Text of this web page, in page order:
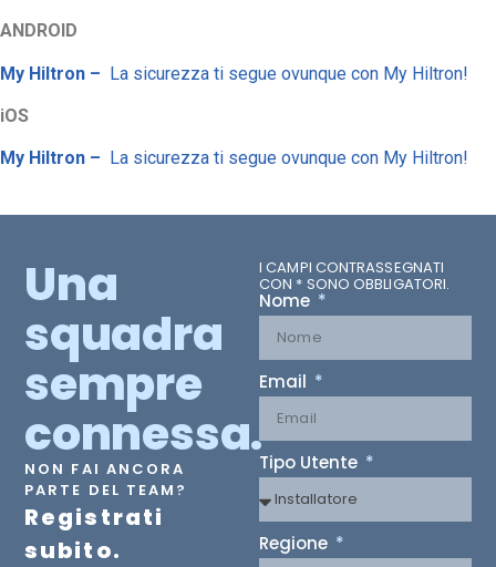
ANDROID
My Hiltron – La sicurezza ti segue ovunque con My Hiltron!
iOS
My Hiltron – La sicurezza ti segue ovunque con My Hiltron!
Una
squadra
sempre
connessa.
NON FAI ANCORA
PARTE DEL TEAM?
Registrati
subito.
I CAMPI CONTRASSEGNATI
CON * SONO OBBLIGATORI.
Nome
Email
Tipo Utente
Regione